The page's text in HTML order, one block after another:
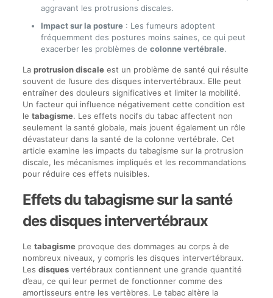
aggravant les protrusions discales.
Impact sur la posture: Les fumeurs adoptent
fréquemment des postures moins saines, ce qui peut
exacerber les problèmes de colonne vertébrale.
La protrusion discaleest un problème de santé qui résulte
souvent de l’usure des disques intervertébraux. Elle peut
entraîner des douleurs significatives et limiter la mobilité.
Un facteur qui influence négativement cette condition est
le tabagisme. Les effets nocifs du tabac affectent non
seulement la santé globale, mais jouent également un rôle
dévastateur dans la santé de la colonne vertébrale. Cet
article examine les impacts du tabagisme sur la protrusion
discale, les mécanismes impliqués et les recommandations
pour réduire ces effets nuisibles.
Effets du tabagisme sur la santé
des disques intervertébraux
Le tabagismeprovoque des dommages au corps à de
nombreux niveaux, y compris les disques intervertébraux.
Les disquesvertébraux contiennent une grande quantité
d’eau, ce qui leur permet de fonctionner comme des
amortisseurs entre les vertèbres. Le tabac altère la